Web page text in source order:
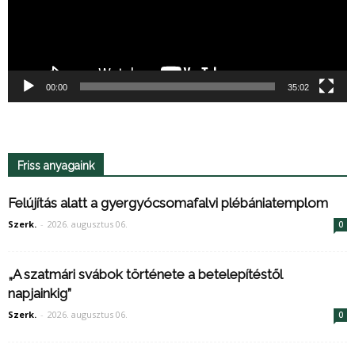
00:00 35:02
Friss anyagaink
Felújítás alatt a gyergyócsomafalvi plébániatemplom
Szerk. - 2026. augusztus 06. 0
„A szatmári svábok története a betelepítéstől
napjainkig”
Szerk. - 2026. augusztus 06. 0